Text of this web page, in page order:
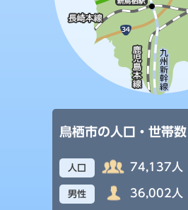
鳥栖市の人口・世帯数
人口 74,137人
男性 36,002人